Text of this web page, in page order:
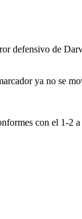
defensivo de
ya no se
con el 1-2